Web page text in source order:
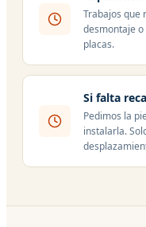
Trabajos que
desmontaje
placas.
Si falta
Pedimos la
instalarla.